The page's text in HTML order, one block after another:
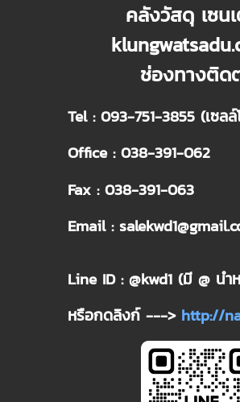
คลังวัสดุ เซนเ
ช่องทางติด
Tel : 093-751-3855 (เซลล์
Office : 038-391-062
Fax : 038-391-063
Email :
Line ID : @kwd1 (มี @ นำ
หรือกดลิงก์ ---> http://